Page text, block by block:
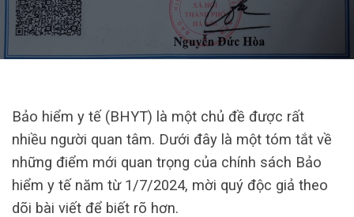
Bảo hiểm y tế (BHYT) là một chủ đề được rất
nhiều người quan tâm. Dưới đây là một tóm tắt về
những điểm mới quan trọng của chính sách Bảo
hiểm y tế năm từ 1/7/2024, mời quý độc giả theo
dõi bài viết để biết rõ hơn.